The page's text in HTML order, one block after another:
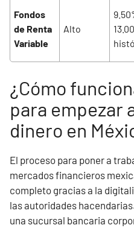
Fondos
de Renta
Variable
Alto
¿Cómo
para empezar
dinero en
El proceso para poner a
mercados financieros
completo gracias a la
las autoridades
una sucursal bancaria